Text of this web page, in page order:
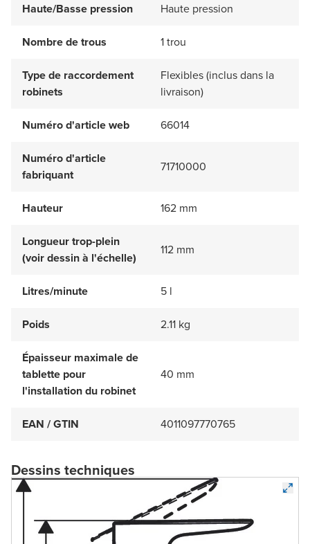
Haute/Basse pression
Haute pression
Nombre de trous 1 trou
Type de raccordement
robinets
Flexibles (inclus dans la
livraison)
Numéro d'article web 66014
Numéro d'article
fabriquant
71710000
Hauteur 162 mm
Longueur trop-plein
(voir dessin à l'échelle)
112 mm
Litres/minute 5 l
Poids 2.11 kg
Épaisseur maximale de
tablette pour
l'installation du robinet
40 mm
EAN / GTIN 4011097770765
Dessins techniques